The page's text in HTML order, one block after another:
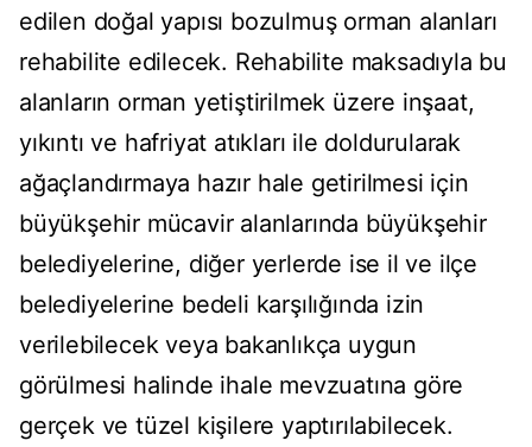
edilen doğal yapısı bozulmuş orman alanları
rehabilite edilecek. Rehabilite maksadıyla bu
alanların orman yetiştirilmek üzere inşaat,
yıkıntı ve hafriyat atıkları ile doldurularak
ağaçlandırmaya hazır hale getirilmesi için
büyükşehir mücavir alanlarında büyükşehir
belediyelerine, diğer yerlerde ise il ve ilçe
belediyelerine bedeli karşılığında izin
verilebilecek veya bakanlıkça uygun
görülmesi halinde ihale mevzuatına göre
gerçek ve tüzel kişilere yaptırılabilecek.